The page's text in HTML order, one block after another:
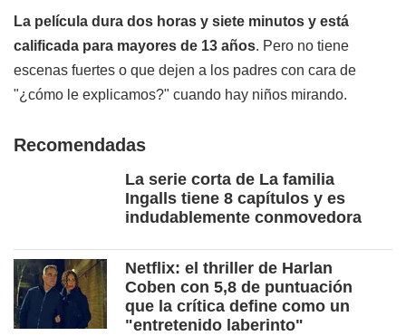
La película dura dos horas y siete minutos y está
calificada para mayores de 13 años. Pero no tiene
escenas fuertes o que dejen a los padres con cara de
"¿cómo le explicamos?" cuando hay niños mirando.
Recomendadas
La serie corta de La familia
Ingalls tiene 8 capítulos y es
indudablemente conmovedora
Netflix: el thriller de Harlan
Coben con 5,8 de puntuación
que la crítica define como un
"entretenido laberinto"